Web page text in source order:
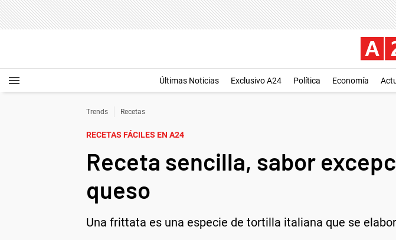
Últimas Noticias Exclusivo A24 Política Economía
Trends Recetas
RECETAS FÁCILES EN A24
Receta sencilla, sabor
queso
Una frittata es una especie de tortilla italiana que se